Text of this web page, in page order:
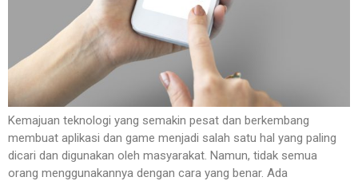
Kemajuan teknologi yang semakin pesat dan berkembang
membuat aplikasi dan game menjadi salah satu hal yang paling
dicari dan digunakan oleh masyarakat. Namun, tidak semua
orang menggunakannya dengan cara yang benar. Ada